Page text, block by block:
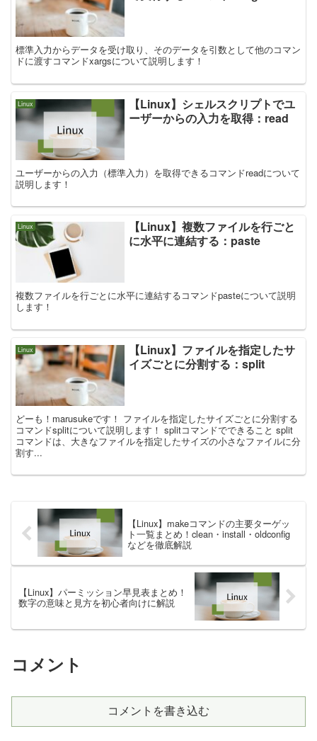
標準入力からデータを受け取り、そのデータを引数として他のコマン
ドに渡すコマンドxargsについて説明します！
Linux
【Linux】シェルスクリプトでユ
ーザーからの入力を取得：read
ユーザーからの入力（標準入力）を取得できるコマンドreadについて
説明します！
Linux
【Linux】複数ファイルを行ごと
に水平に連結する：paste
複数ファイルを行ごとに水平に連結するコマンドpasteについて説明
します！
Linux
【Linux】ファイルを指定したサ
イズごとに分割する：split
どーも！marusukeです！ ファイルを指定したサイズごとに分割する
コマンドsplitについて説明します！ splitコマンドでできること split
コマンドは、大きなファイルを指定したサイズの小さなファイルに分
割す...
【Linux】makeコマンドの主要ターゲッ
ト一覧まとめ！clean・install・oldconfig
などを徹底解説
【Linux】パーミッション早見表まとめ！
数字の意味と見方を初心者向けに解説
コメント
コメントを書き込む